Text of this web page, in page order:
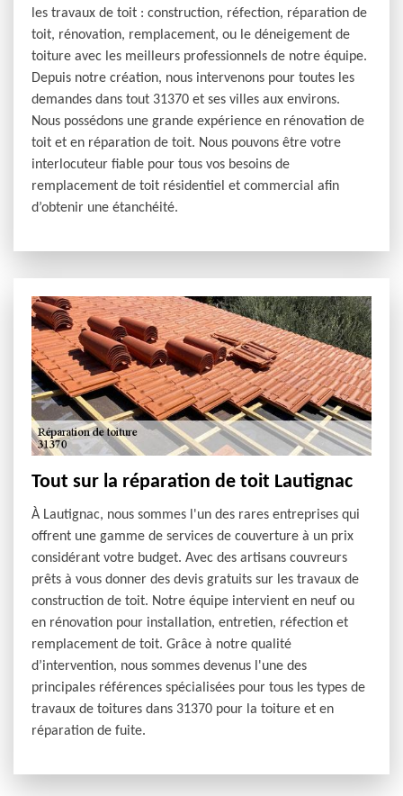
les travaux de toit : construction, réfection, réparation de
toit, rénovation, remplacement, ou le déneigement de
toiture avec les meilleurs professionnels de notre équipe.
Depuis notre création, nous intervenons pour toutes les
demandes dans tout 31370 et ses villes aux environs.
Nous possédons une grande expérience en rénovation de
toit et en réparation de toit. Nous pouvons être votre
interlocuteur fiable pour tous vos besoins de
remplacement de toit résidentiel et commercial afin
d’obtenir une étanchéité.
Tout sur la réparation de toit Lautignac
À Lautignac, nous sommes l'un des rares entreprises qui
offrent une gamme de services de couverture à un prix
considérant votre budget. Avec des artisans couvreurs
prêts à vous donner des devis gratuits sur les travaux de
construction de toit. Notre équipe intervient en neuf ou
en rénovation pour installation, entretien, réfection et
remplacement de toit. Grâce à notre qualité
d’intervention, nous sommes devenus l'une des
principales références spécialisées pour tous les types de
travaux de toitures dans 31370 pour la toiture et en
réparation de fuite.